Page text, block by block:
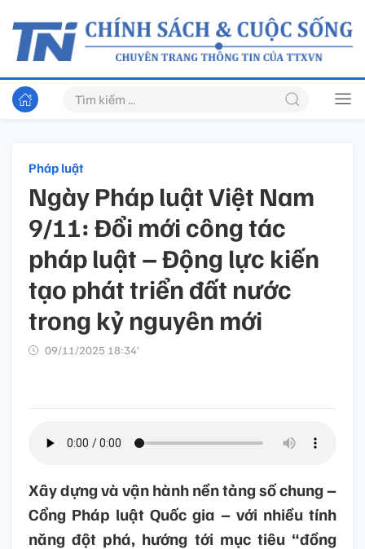
Pháp luật
Ngày Pháp luật Việt Nam
9/11: Đổi mới công tác
pháp luật – Động lực kiến
tạo phát triển đất nước
trong kỷ nguyên mới
09/11/2025 18:34’
Xây dựng và vận hành nền tảng số chung –
Cổng Pháp luật Quốc gia – với nhiều tính
năng đột phá, hướng tới mục tiêu “đồng